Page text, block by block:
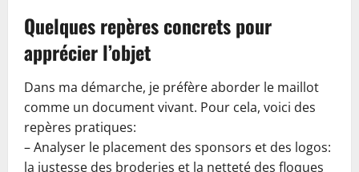
Quelques repères concrets pour
apprécier l’objet
Dans ma démarche, je préfère aborder le maillot
comme un document vivant. Pour cela, voici des
repères pratiques:
– Analyser le placement des sponsors et des logos:
la justesse des broderies et la netteté des floques